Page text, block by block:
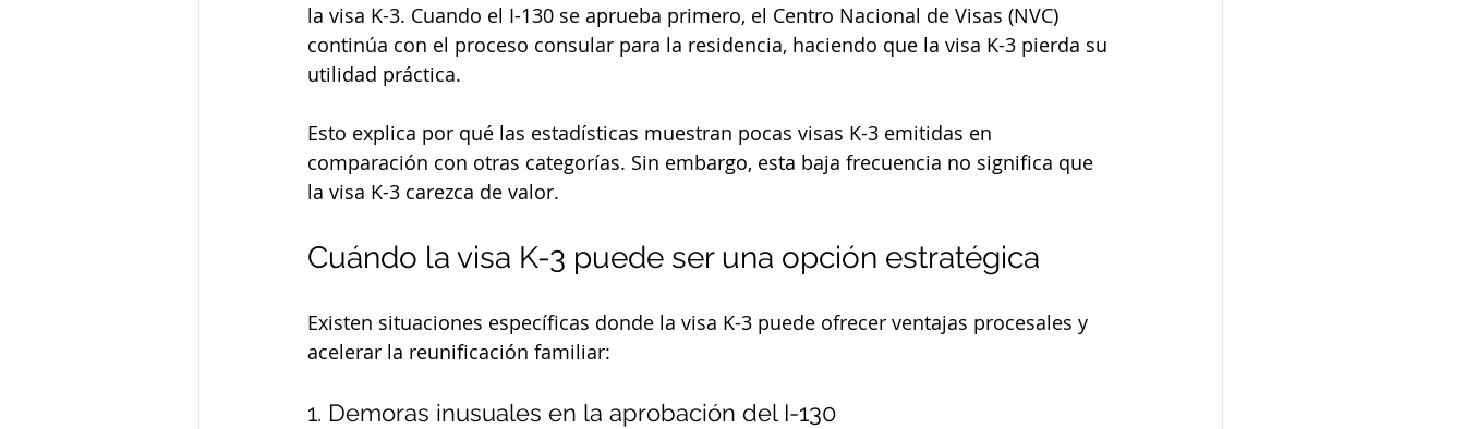
la visa K-3. Cuando el I-130 se aprueba primero, el Centro Nacional de Visas (NVC)
continúa con el proceso consular para la residencia, haciendo que la visa K-3 pierda su
utilidad práctica.
Esto explica por qué las estadísticas muestran pocas visas K-3 emitidas en
comparación con otras categorías. Sin embargo, esta baja frecuencia no significa que
la visa K-3 carezca de valor.
Cuándo la visa K-3 puede ser una opción estratégica
Existen situaciones específicas donde la visa K-3 puede ofrecer ventajas procesales y
acelerar la reunificación familiar:
1. Demoras inusuales en la aprobación del I-130